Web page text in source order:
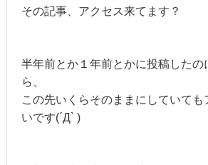
その記事、アクセス来てます？
半年前とか１年前とかに投稿したの
ら、
この先いくらそのままにしていても
いです(´Д` )